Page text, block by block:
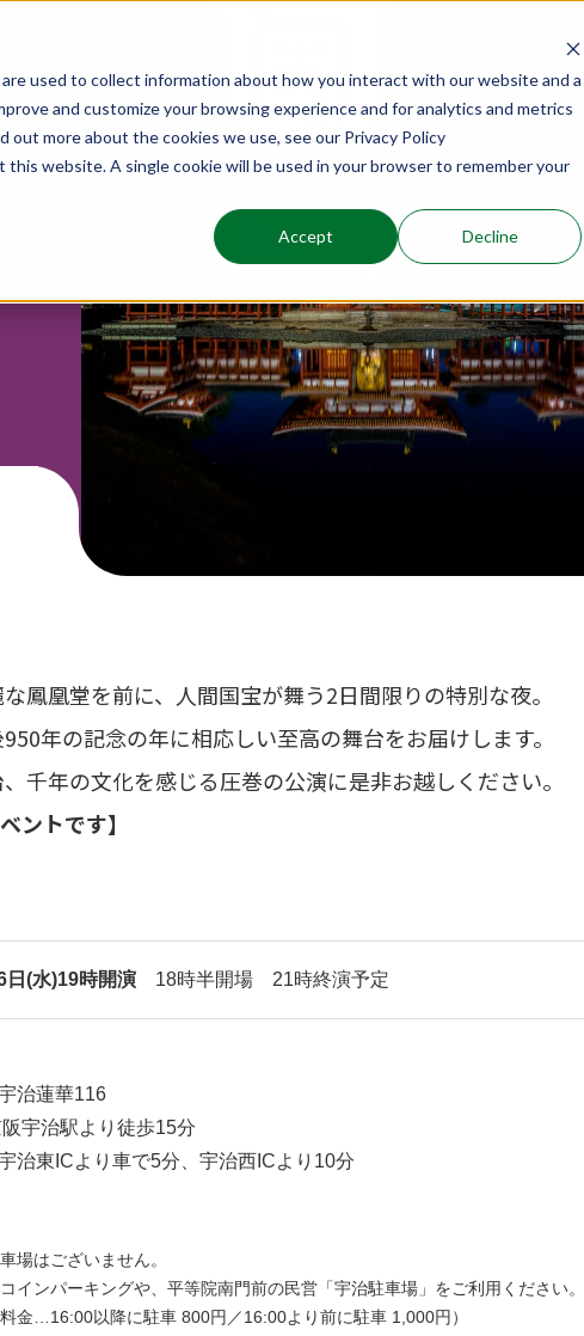
used to collect information about how you interact with our website and a
and customize your browsing experience and for analytics and metrics
more about the cookies we use, see our Privacy Policy
website. A single cookie will be used in your browser to remember your
Accept Decline
楽公演
京都
2024年9月25
京都 京都観
交流センター（かごしま
京都
2024年10月16
京都 平等院
沖縄
2024年11月
沖縄 海洋博
一日
特設舞台) 能楽公演 第
沖縄 海洋博
鳳凰堂を前に、人間国宝が舞う2日間限りの特別な夜。
年の記念の年に相応しい至高の舞台をお届けします。
千年の文化を感じる圧巻の公演に是非お越しください。
ントです】
日(水)19時開演 18時半開場 21時終演予定
治蓮華116
宇治駅より徒歩15分
治東ICより車で5分、宇治西 ICより 10分
場はございません。
インパーキングや、平等院南門前の民営「宇治駐車場」をご利用ください。
料金…16:00以降に駐車 800円／16:00より前に駐車 1,000円）